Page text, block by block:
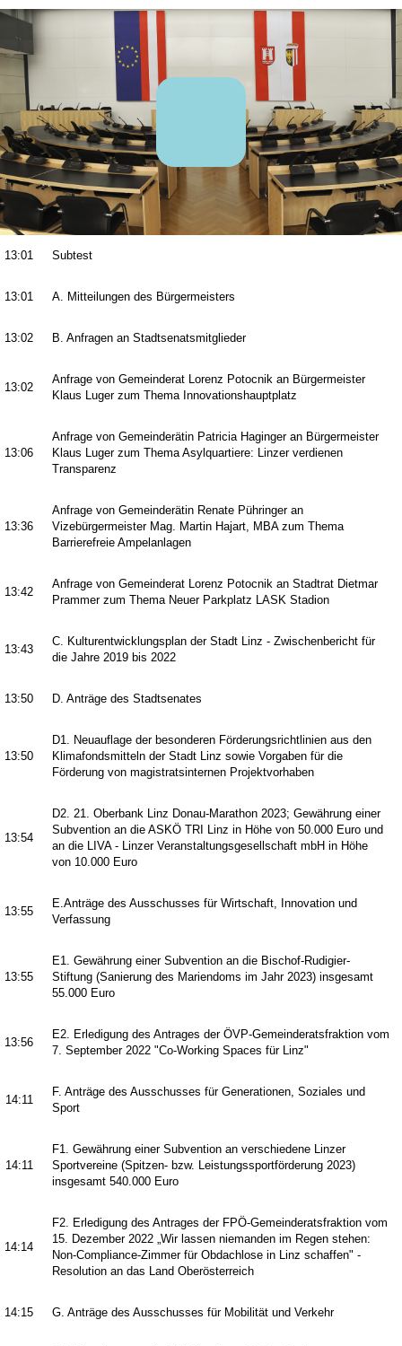
13:01 Subtest
13:01 A. Mitteilungen des Bürgermeisters
13:02 B. Anfragen an Stadtsenatsmitglieder
13:02
Anfrage von Gemeinderat Lorenz Potocnik an Bürgermeister
Klaus Luger zum Thema Innovationshauptplatz
13:06
Anfrage von Gemeinderätin Patricia Haginger an Bürgermeister
Klaus Luger zum Thema Asylquartiere: Linzer verdienen
Transparenz
13:36
Anfrage von Gemeinderätin Renate Pühringer an
Vizebürgermeister Mag. Martin Hajart, MBA zum Thema
Barrierefreie Ampelanlagen
13:42
Anfrage von Gemeinderat Lorenz Potocnik an Stadtrat Dietmar
Prammer zum Thema Neuer Parkplatz LASK Stadion
13:43
C. Kulturentwicklungsplan der Stadt Linz - Zwischenbericht für
die Jahre 2019 bis 2022
13:50 D. Anträge des Stadtsenates
13:50
D1. Neuauflage der besonderen Förderungsrichtlinien aus den
Klimafondsmitteln der Stadt Linz sowie Vorgaben für die
Förderung von magistratsinternen Projektvorhaben
13:54
D2. 21. Oberbank Linz Donau-Marathon 2023; Gewährung einer
Subvention an die ASKÖ TRI Linz in Höhe von 50.000 Euro und
an die LIVA - Linzer Veranstaltungsgesellschaft mbH in Höhe
von 10.000 Euro
13:55
E.Anträge des Ausschusses für Wirtschaft, Innovation und
Verfassung
13:55
E1. Gewährung einer Subvention an die Bischof-Rudigier-
Stiftung (Sanierung des Mariendoms im Jahr 2023) insgesamt
55.000 Euro
13:56
E2. Erledigung des Antrages der ÖVP-Gemeinderatsfraktion vom
7. September 2022 "Co-Working Spaces für Linz"
14:11
F. Anträge des Ausschusses für Generationen, Soziales und
Sport
14:11
F1. Gewährung einer Subvention an verschiedene Linzer
Sportvereine (Spitzen- bzw. Leistungssportförderung 2023)
insgesamt 540.000 Euro
14:14
F2. Erledigung des Antrages der FPÖ-Gemeinderatsfraktion vom
15. Dezember 2022 „Wir lassen niemanden im Regen stehen:
Non-Compliance-Zimmer für Obdachlose in Linz schaffen" -
Resolution an das Land Oberösterreich
14:15 G. Anträge des Ausschusses für Mobilität und Verkehr